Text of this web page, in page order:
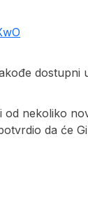
dostupni
nekoliko
da će